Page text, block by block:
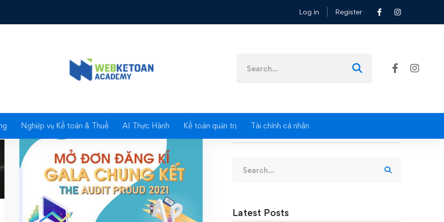
Log in Register
for:
Nghiệp vụ Kế toán & Thuế AI Thực Hành Kế toán quản trị Tài chính cá nhân
for:
Latest Posts